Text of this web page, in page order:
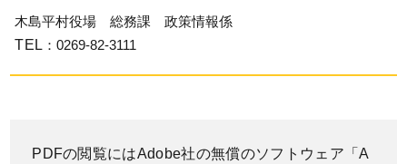
木島平村役場 総務課 政策情報係
TEL ：0269-82-3111
PDFの閲覧にはAdobe社の無償のソフトウェア「A